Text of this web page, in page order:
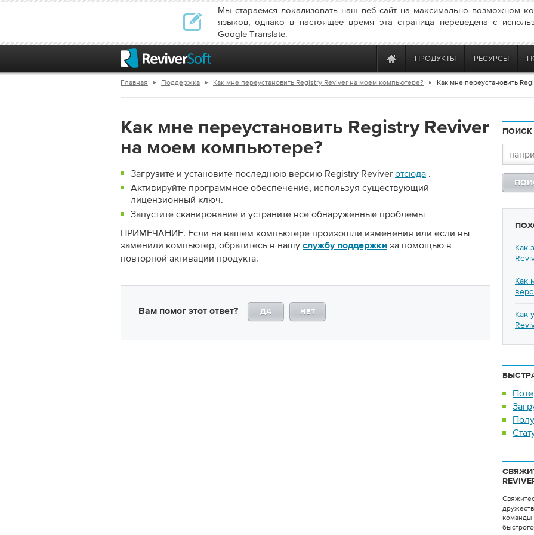
Мы стараемся локализовать наш веб-сайт на максимально возможном
языков, однако в настоящее время эта страница переведена с
Google Translate.
ПРОДУКТЫ РЕСУРСЫ
Главная Поддержка Как мне переустановить Registry Reviver на моем компьютере? Как мне переустановить
Как мне переустановить Registry Reviver
на моем компьютере?
Загрузите и установите последнюю версию Registry Reviver отсюда .
Активируйте программное обеспечение, используя существующий
лицензионный ключ.
Запустите сканирование и устраните все обнаруженные проблемы
ПРИМЕЧАНИЕ. Если на вашем компьютере произошли изменения или если вы
заменили компьютер, обратитесь в нашу службу поддержки за помощью в
повторной активации продукта.
Вам помог этот ответ? ДА НЕТ
Как
Как
Как
команды